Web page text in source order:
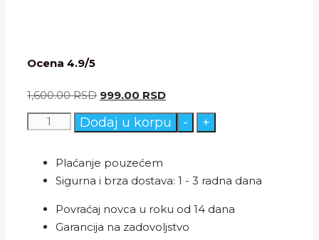
Ocena 4.9/5
1,600.00RSD Originalna
cena
je
1,600.00 RSD.
999.00 RSDTrenutna
cena
je: -
Neodoljiva
zlatna
ogrlica
Ljubavni
ključ
+
Dodaj u korpu
Plaćanje pouzećem
Sigurna i brza dostava: 1 - 3 radna dana
Povraćaj novca u roku od 14 dana
Garancija na zadovoljstvo